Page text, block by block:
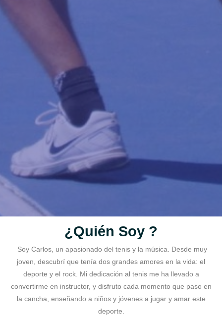
¿Quién Soy ?
Soy Carlos, un apasionado del tenis y la música. Desde muy
joven, descubrí que tenía dos grandes amores en la vida: el
deporte y el rock. Mi dedicación al tenis me ha llevado a
convertirme en instructor, y disfruto cada momento que paso en
la cancha, enseñando a niños y jóvenes a jugar y amar este
deporte.